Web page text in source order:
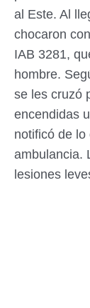
al Este. Al
chocaron
IAB 3281,
hombre.
se les cruzó
encendidas
notificó de lo
ambulancia.
lesiones